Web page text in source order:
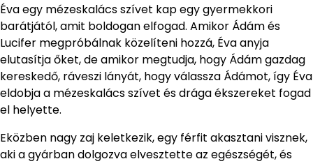
Éva egy mézeskalács szívet kap egy gyermekkori
barátjától, amit boldogan elfogad. Amikor Ádám és
Lucifer megpróbálnak közelíteni hozzá, Éva anyja
elutasítja őket, de amikor megtudja, hogy Ádám gazdag
kereskedő, ráveszi lányát, hogy válassza Ádámot, így Éva
eldobja a mézeskalács szívet és drága ékszereket fogad
el helyette.
Eközben nagy zaj keletkezik, egy férfit akasztani visznek,
aki a gyárban dolgozva elvesztette az egészségét, és